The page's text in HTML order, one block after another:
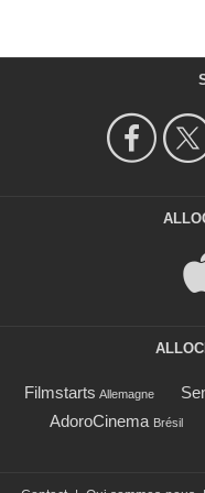
Filmstarts Allemagne
AdoroCinema Brésil